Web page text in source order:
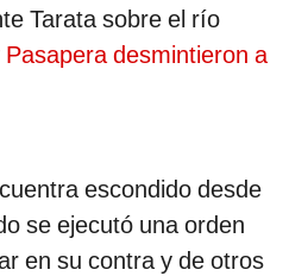
Tarata sobre el río
desmintieron a
escondido desde
se ejecutó una orden
en su contra y de otros